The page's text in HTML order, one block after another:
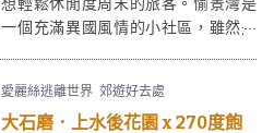
一個充滿異國風情的小社區，雖然是
攀山涉水，卻有山有水有靚景有多國
美食。在廣闊的愉景灣廣場不時也會
愛麗絲逃離世界 郊遊好去處
大石磨．上水後花園 x 270度飽